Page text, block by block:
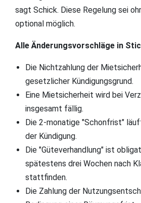
sagt Schick. Diese Regelung sei
optional möglich.
Alle Änderungsvorschläge in
Die Nichtzahlung der
gesetzlicher Kündigungsgrund.
Eine Mietsicherheit wird bei
insgesamt fällig.
Die 2-monatige "Schonfrist"
der Kündigung.
Die "Güteverhandlung" ist
spätestens drei Wochen nach
stattfinden.
Die Zahlung der